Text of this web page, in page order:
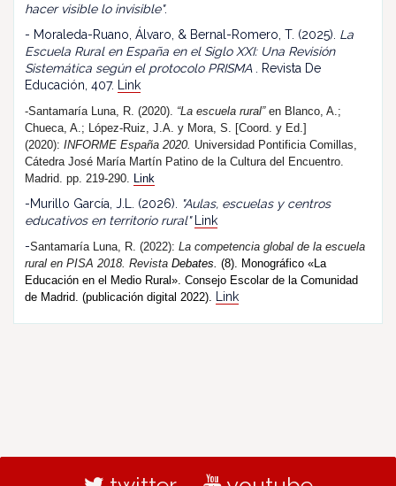
hacer visible lo invisible".
- Moraleda-Ruano, Álvaro, & Bernal-Romero, T. (2025). La
Escuela Rural en España en el Siglo XXI: Una Revisión
Sistemática según el protocolo PRISMA . Revista De
Educación, 407.
Link
-Santamaría Luna, R. (2020). “La escuela rural”en Blanco, A.;
Chueca, A.; López-Ruiz, J.A. y Mora, S. [Coord. y Ed.]
(2020): INFORME España 2020. Universidad Pontificia Comillas,
Cátedra José María Martín Patino de la Cultura del Encuentro.
Madrid. pp. 219-290. Link
-Murillo García, J.L. (2026).
"Aulas, escuelas y centros
educativos en territorio rural"
Link
-Santamaría Luna, R. (2022): La competencia global de la escuela
rural en PISA 2018. Revista Debates. (8). Monográfico «La
Educación en el Medio Rural». Consejo Escolar de la Comunidad
de Madrid. (publicación digital 2022).
Link